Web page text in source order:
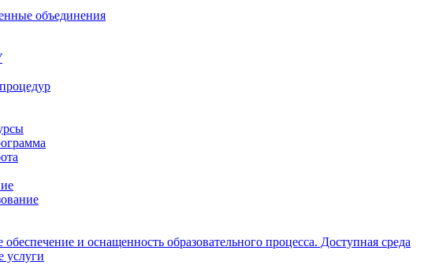
объединения
и оснащенность образовательного процесса. Доступная среда
услуги